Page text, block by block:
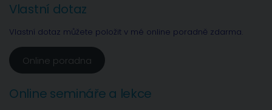
Vlastní dotaz
Vlastní dotaz můžete položit v mé online poradně zdarma.
Online poradna
Online semináře a lekce